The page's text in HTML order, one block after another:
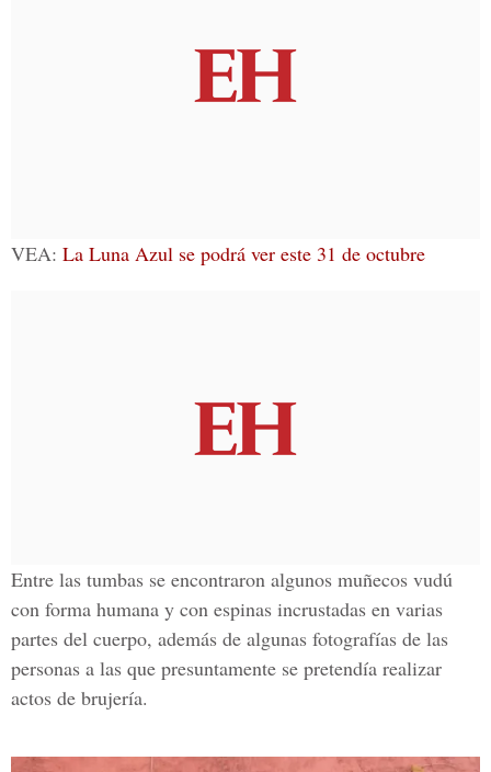
VEA: La Luna Azul se podrá ver este 31 de octubre
Entre las tumbas se encontraron algunos muñecos vudú
con forma humana y con espinas incrustadas en varias
partes del cuerpo, además de algunas fotografías de las
personas a las que presuntamente se pretendía realizar
actos de brujería.